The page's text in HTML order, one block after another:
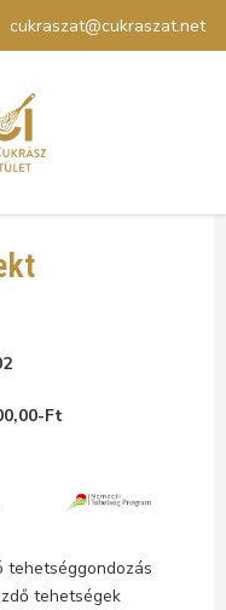
cukraszat@cukraszat.net
Ft
tehetséggondozás
tehetségek